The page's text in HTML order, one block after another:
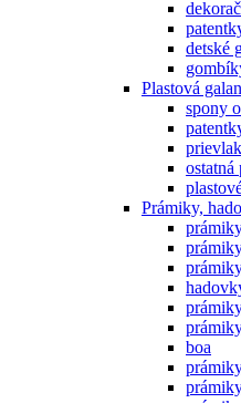
detské
Plastová
spony
ostatná
Prámiky,
boa